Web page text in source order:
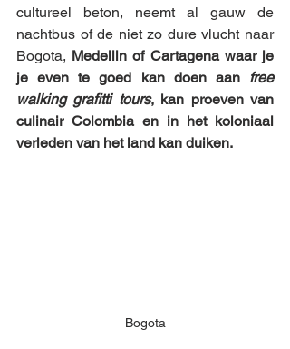
cultureel beton, neemt al gauw de
nachtbus of de niet zo dure vlucht naar
Bogota, Medellin of Cartagena waar je
je even te goed kan doen aan free
walking grafitti tours, kan proeven van
culinair Colombia en in het koloniaal
verleden van het land kan duiken.
Bogota